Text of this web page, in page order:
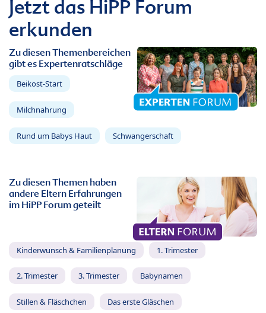
Jetzt das HiPP Forum
erkunden
Zu diesen Themenbereichen
gibt es Expertenratschläge
Beikost-Start
Milchnahrung
Rund um Babys Haut Schwangerschaft
Zu diesen Themen haben
andere Eltern Erfahrungen
im HiPP Forum geteilt
Kinderwunsch & Familienplanung 1. Trimester
2. Trimester 3. Trimester Babynamen
Stillen & Fläschchen Das erste Gläschen